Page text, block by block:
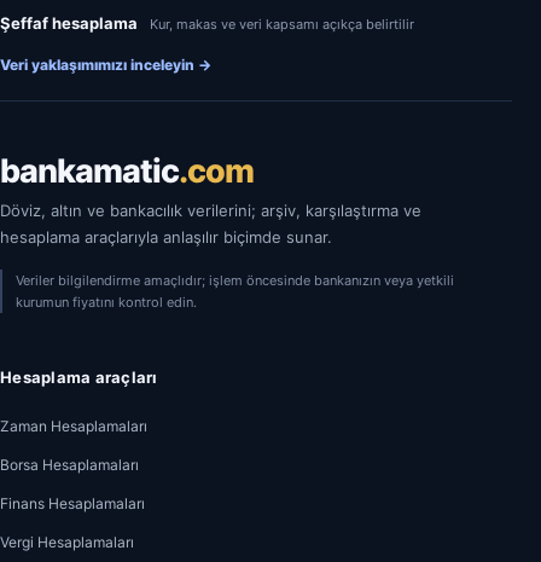
Şeffaf hesaplama Kur, makas ve veri kapsamı açıkça belirtilir
Veri yaklaşımımızı inceleyin →
bankamatic.com
Döviz, altın ve bankacılık verilerini; arşiv, karşılaştırma ve
hesaplama araçlarıyla anlaşılır biçimde sunar.
Veriler bilgilendirme amaçlıdır; işlem öncesinde bankanızın veya yetkili
kurumun fiyatını kontrol edin.
Hesaplama araçları
Zaman Hesaplamaları
Borsa Hesaplamaları
Finans Hesaplamaları
Vergi Hesaplamaları